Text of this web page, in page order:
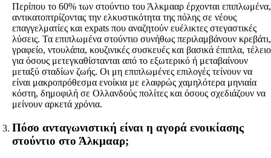
Περίπου το 60% των στούντιο του Άλκμααρ έρχονται επιπλωμένα,
αντικατοπτρίζοντας την ελκυστικότητα της πόλης σε νέους
επαγγελματίες και expats που αναζητούν ευέλικτες στεγαστικές
λύσεις. Τα επιπλωμένα στούντιο συνήθως περιλαμβάνουν κρεβάτι,
γραφείο, ντουλάπα, κουζινικές συσκευές και βασικά έπιπλα, τέλειο
για όσους μετεγκαθίστανται από το εξωτερικό ή μεταβαίνουν
μεταξύ σταδίων ζωής. Οι μη επιπλωμένες επιλογές τείνουν να
είναι μακροπρόθεσμα ενοίκια με ελαφρώς χαμηλότερα μηνιαία
κόστη, δημοφιλή σε Ολλανδούς πολίτες και όσους σχεδιάζουν να
μείνουν αρκετά χρόνια.
Πόσο ανταγωνιστική είναι η αγορά ενοικίασης
στούντιο στο Άλκμααρ;